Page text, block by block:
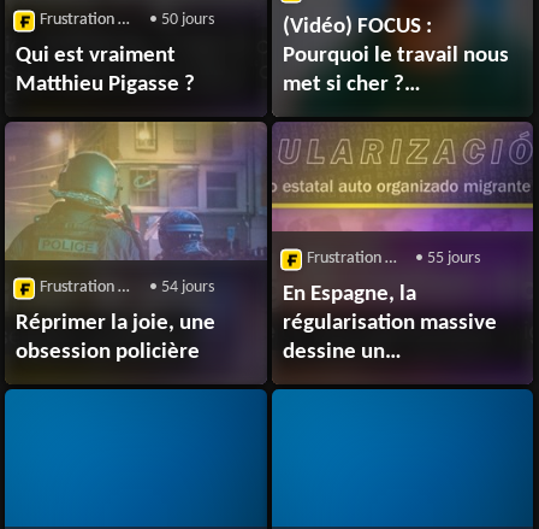
Frustration Magazine • 50 jours
Qui est vraiment
Matthieu Pigasse ?
(Vidéo) FOCUS :
Pourquoi le travail nous
met si cher ?
(Nicolas Framont)
Frustration Magazine • 54 jours
Réprimer la joie, une
obsession policière
Frustration Magazine • 55 jours
En Espagne, la
régularisation massive
dessine un
nouvel horizon